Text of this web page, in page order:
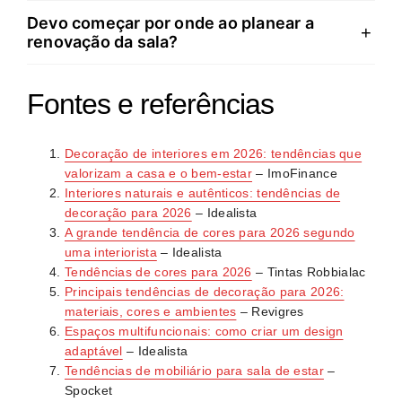
complementos. Estas intervenções pontuais
transformam o ambiente sem exigir investimentos
passageiras, investindo em qualidade e durabilidade.
Reutilize e reaproveite móveis existentes sempre que
garante que o espaço permanece relevante ao longo
Formas orgânicas com linhas suaves promovem
tranquilidade e bem-estar emocional. Sofás
elementos inspirados na natureza criam fluidez e
acolhimento, substituindo a rigidez geométrica. Esta
relaxamento e o conforto quotidiano.
Devo começar por onde ao planear a
renovação da sala?
+
relaxamento ou ambos? Esta resposta determina
iluminação. Faça depois um inventário do que já
possui, identificando o que ainda serve e o que deve
ser substituído. Planear com intenção evita gastos
desnecessários e garante que a renovação reflete
verdadeiramente o seu estilo de vida.
Fontes e referências
Decoração de interiores em 2026: tendências que
valorizam a casa e o bem-estar – ImoFinance
Interiores naturais e autênticos: tendências de
decoração para 2026 – Idealista
A grande tendência de cores para 2026 segundo
uma interiorista – Idealista
Tendências de cores para 2026 – Tintas Robbialac
Principais tendências de decoração para 2026:
materiais, cores e ambientes – Revigres
Espaços multifuncionais: como criar um design
adaptável – Idealista
Tendências de mobiliário para sala de estar–
Spocket